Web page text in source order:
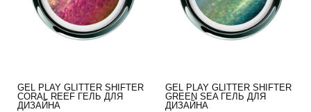
GEL PLAY GLITTER SHIFTER
CORAL REEF ГЕЛЬ ДЛЯ
ДИЗАЙНА
GEL PLAY GLITTER SHIFTER
GREEN SEA ГЕЛЬ ДЛЯ
ДИЗАЙНА